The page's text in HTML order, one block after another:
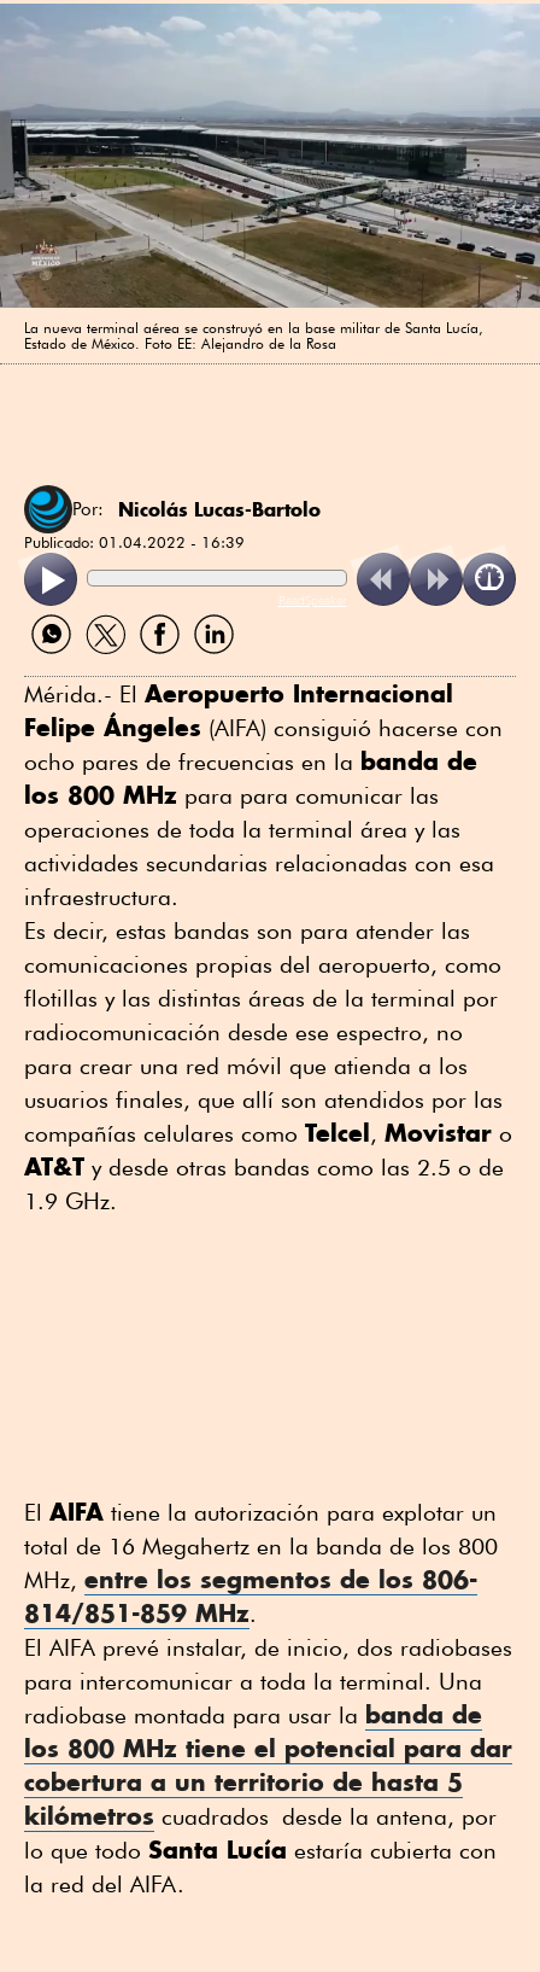
La nueva terminal aérea se construyó en la base militar de Santa Lucía,
Estado de México. Foto EE: Alejandro de la Rosa
Por: Nicolás Lucas-Bartolo
Publicado: 01.04.2022 - 16:39
ReadSpeaker
Compartir
por
Compartir
por
Compartir
por
Compartir
por
Mérida.- El Aeropuerto Internacional
Felipe Ángeles (AIFA) consiguió hacerse con
ocho pares de frecuencias en la banda de
los 800 MHz para para comunicar las
operaciones de toda la terminal área y las
actividades secundarias relacionadas con esa
infraestructura.
Es decir, estas bandas son para atender las
comunicaciones propias del aeropuerto, como
flotillas y las distintas áreas de la terminal por
radiocomunicación desde ese espectro, no
para crear una red móvil que atienda a los
usuarios finales, que allí son atendidos por las
compañías celulares como Telcel, Movistar o
AT&T y desde otras bandas como las 2.5 o de
1.9 GHz.
El AIFA tiene la autorización para explotar un
total de 16 Megahertz en la banda de los 800
MHz, entre los segmentos de los 806-
814/851-859 MHz.
El AIFA prevé instalar, de inicio, dos radiobases
para intercomunicar a toda la terminal. Una
radiobase montada para usar la banda de
los 800 MHz tiene el potencial para dar
cobertura a un territorio de hasta 5
kilómetros cuadrados desde la antena, por
lo que todo Santa Lucía estaría cubierta con
la red del AIFA.